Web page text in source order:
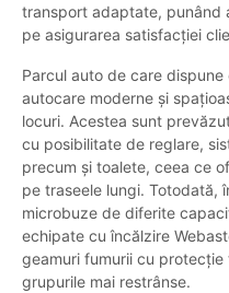
transport adaptate, punând
pe asigurarea satisfacției
Parcul auto de care
autocare moderne și
locuri. Acestea sunt
cu posibilitate de reglare,
precum și toalete, ceea ce
pe traseele lungi. Totodată,
microbuze de diferite
echipate cu încălzire
geamuri fumurii cu
grupurile mai restrânse.